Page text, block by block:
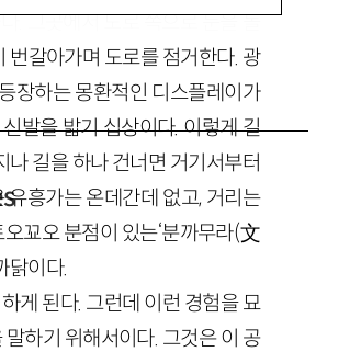
. 그곳에서 도로 쪽으로 눈을 돌
번갈아가며 도로를 점거한다. 광
장하는 몽환적인 디스플레이가
발을 밟기 십상이다. 이렇게 길
나 길을 하나 건너면 거기서부터
흥가는 온데간데 없고, 거리는
꾜오 분점이 있는‘분까무라(文
닭이다.
게 된다. 그런데 이런 경험을 묘
하기 위해서이다. 그것은 이 공